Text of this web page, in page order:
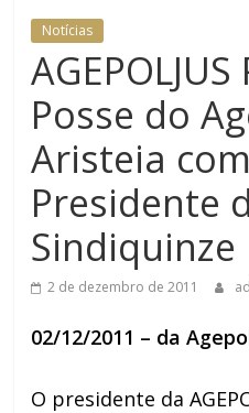
Notícias
Posse do
Aristeia
Presidente
Sindiquinze
2 de dezembro de 2011
02/12/2011 – da
O presidente da